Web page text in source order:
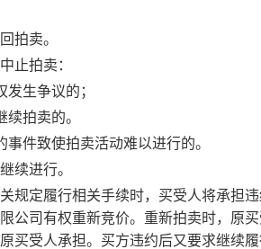
拍卖。
止拍卖：
发生争议的；
续拍卖的。
事件致使拍卖活动难以进行的。
续进行。
规定履行相关手续时，买受人将承担
公司有权重新竞价。重新拍卖时，原
买受人承担。买方违约后又要求继续